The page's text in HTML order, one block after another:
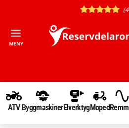
MENY
ATV ByggmaskinerElverktygMoped